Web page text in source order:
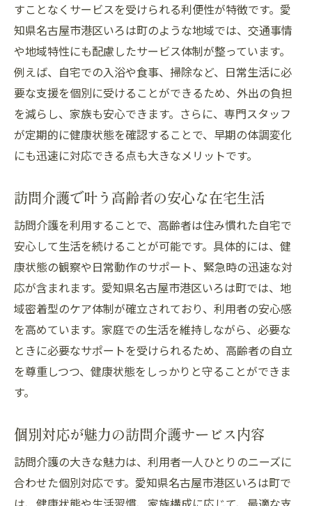
すことなくサービスを受けられる利便性が特徴です。愛
知県名古屋市港区いろは町のような地域では、交通事情
や地域特性にも配慮したサービス体制が整っています。
例えば、自宅での入浴や食事、掃除など、日常生活に必
要な支援を個別に受けることができるため、外出の負担
を減らし、家族も安心できます。さらに、専門スタッフ
が定期的に健康状態を確認することで、早期の体調変化
にも迅速に対応できる点も大きなメリットです。
訪問介護で叶う高齢者の安心な在宅生活
訪問介護を利用することで、高齢者は住み慣れた自宅で
安心して生活を続けることが可能です。具体的には、健
康状態の観察や日常動作のサポート、緊急時の迅速な対
応が含まれます。愛知県名古屋市港区いろは町では、地
域密着型のケア体制が確立されており、利用者の安心感
を高めています。家庭での生活を維持しながら、必要な
ときに必要なサポートを受けられるため、高齢者の自立
を尊重しつつ、健康状態をしっかりと守ることができま
す。
個別対応が魅力の訪問介護サービス内容
訪問介護の大きな魅力は、利用者一人ひとりのニーズに
合わせた個別対応です。愛知県名古屋市港区いろは町で